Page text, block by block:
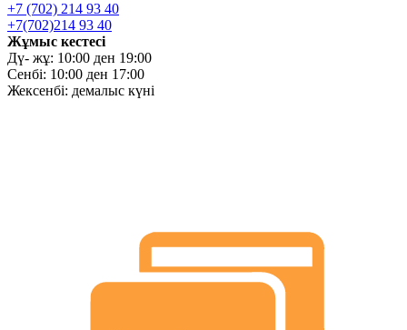
+7 (702) 214 93 40
+7(702)214 93 40
Жұмыс кестесі
Дү- жұ: 10:00 ден 19:00
Сенбі: 10:00 ден 17:00
Жексенбі: демалыс күні